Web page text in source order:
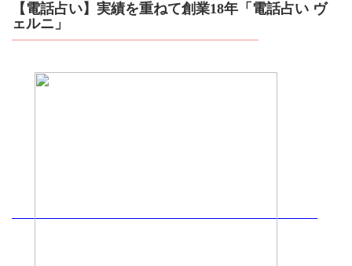
【電話占い】実績を重ねて創業18年「電話占い ヴ
ェルニ」